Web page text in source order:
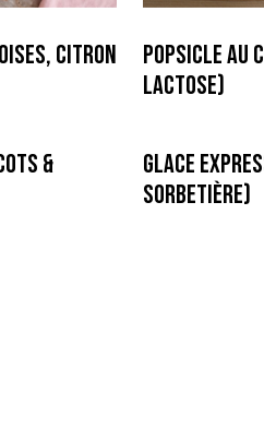
citron
Popsicle au
lactose)
&
Glace
sorbetière)